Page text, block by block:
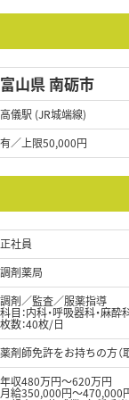
富山県 南砺市
高儀駅 (JR城端線)
有／上限50,000円
正社員
調剤薬局
調剤／監査／服薬指導
科目：内科・呼吸器科・麻酔
枚数：40枚/日
薬剤師免許をお持ちの方（
年収480万円～620万円
月給350,000円～470,000